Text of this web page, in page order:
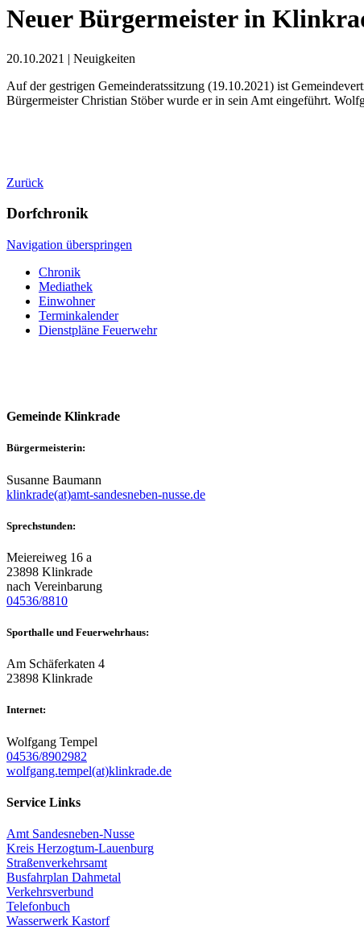
Neuer Bürgermeister in
20.10.2021 | Neuigkeiten
Auf der gestrigen Gemeinderatssitzung (19.10.2021) ist
Bürgermeister Christian Stöber wurde er in sein Amt eingeführt.
Zurück
Dorfchronik
Navigation überspringen
Chronik
Mediathek
Einwohner
Terminkalender
Dienstpläne Feuerwehr
Gemeinde Klinkrade
Bürgermeisterin:
Susanne Baumann
klinkrade(at)amt-sandesneben-nusse.de
Sprechstunden:
Meiereiweg 16 a
23898 Klinkrade
nach Vereinbarung
04536/8810
Sporthalle und Feuerwehrhaus:
Am Schäferkaten 4
23898 Klinkrade
Internet:
Wolfgang Tempel
04536/8902982
wolfgang.tempel(at)klinkrade.de
Service Links
Amt Sandesneben-Nusse
Kreis Herzogtum-Lauenburg
Straßenverkehrsamt
Busfahrplan Dahmetal
Verkehrsverbund
Telefonbuch
Wasserwerk Kastorf